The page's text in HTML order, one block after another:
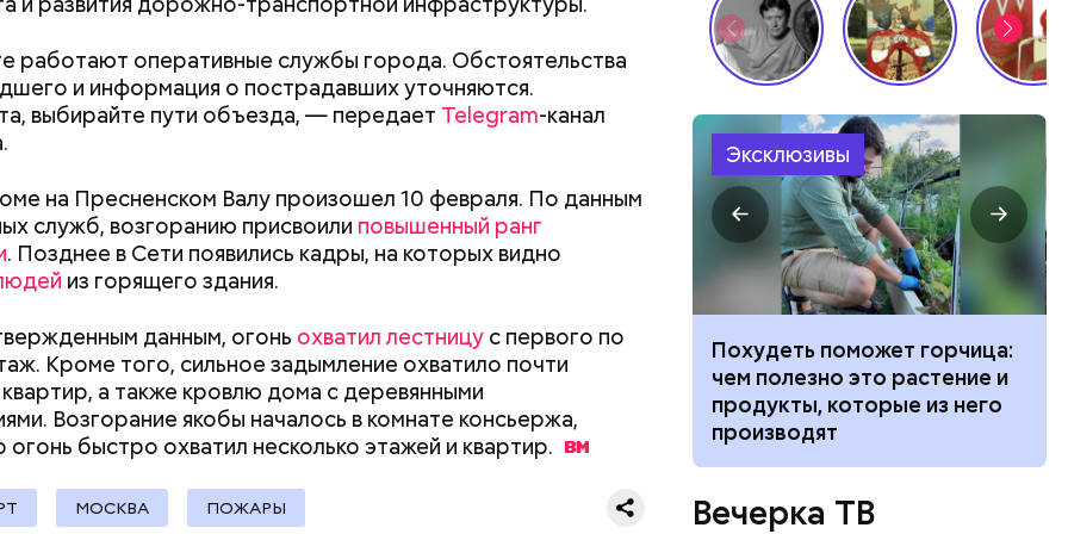
работают оперативные службы города. Обстоятельства
и информация о пострадавших уточняются.
выбирайте пути объезда, — передает Telegram-канал
на Пресненском Валу произошел 10 февраля. По данным
служб, возгоранию присвоили повышенный ранг
. Позднее в Сети появились кадры, на которых видно
из горящего здания.
данным, огонь охватил лестницу с первого по
Кроме того, сильное задымление охватило почти
квартир, а также кровлю дома с деревянными
Возгорание якобы началось в комнате консьержа,
огонь быстро охватил несколько этажей и квартир.
МОСКВА ПОЖАРЫ
отравить только отчима. Тогда следователи
что мотивом преступления была квартира родителей,
из травматического пистолета, а боецоткрыл огоньв
Эксклюзивы
Маникюр кокошником
украшу: тренды маникюра в
Москве летом 2026
Выломал дверь ванной и
зарезал: почему москвич
жестоко убил беременную
жену
Похудеть поможет горчица:
чем полезно это растение и
продукты, которые из него
производят
Вечерка ТВ